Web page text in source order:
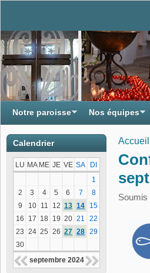
Vous
Accueil
Soumis
Notre paroisse Nos équipes
Calendrier
LU MA ME JE VE SA
DI
1
2
3 4 5 6 7
8
9
10 11 12 13 14
15
16
17 18 19 20 21
22
23 24 25 26 27 28 29
30
septembre 2024